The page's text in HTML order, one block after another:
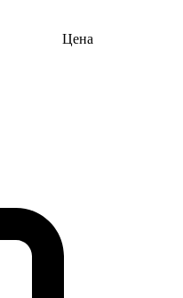
Цена